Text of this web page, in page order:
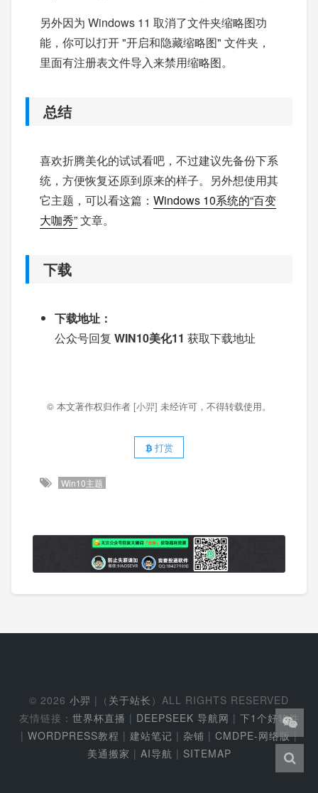
另外因为 Windows 11 取消了文件夹缩略图功
能，你可以打开 "开启和隐藏缩略图" 文件夹，
里面有注册表文件导入来禁用缩略图。
总结
喜欢折腾美化的试试看吧，不过建议先备份下系
统，方便恢复还原到原来的样子。另外想使用其
它主题，可以看这篇： Windows 10系统的“百变
大咖秀”文章。
下载
下载地址：
公众号回复 WIN10美化11 获取下载地址
© 本文著作权归作者 [小羿] 未经许可，不得转载使用。
打赏
Win10主题
© 2026 小羿 |（ 关于站长 ）ALL RIGHTS RESERVED
友情链接： 世界杯直播 | DEEPSEEK 导航网 | 下1个好软件
| WORDPRESS教程 | 建站笔记 | 杂铺 | CMDPE-网络版|
美通搬家 | AI导航 | SITEMAP